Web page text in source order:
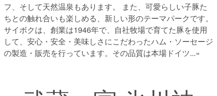
フ、そして天然温泉もあります。 また、可愛らしい子豚た
ちとの触れ合いも楽しめる、新しい形のテーマパークです。
サイボクは、創業は1946年で、自社牧場で育てた豚を使用
して、安心・安全・美味しさにこだわったハム・ソーセージ
の製造・販売を行っています。その品質は本場ドイツ...»